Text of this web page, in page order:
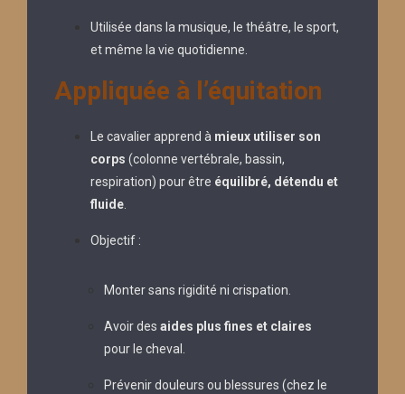
Utilisée dans la musique, le théâtre, le sport,
et même la vie quotidienne.
Appliquée à l’équitation
Le cavalier apprend à mieux utiliser son
corps (colonne vertébrale, bassin,
respiration) pour être équilibré, détendu et
fluide
Objectif :
Monter sans rigidité ni crispation.
Avoir des aides plus fines et claires
pour le cheval.
Prévenir douleurs ou blessures (chez le